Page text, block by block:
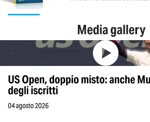
Media gallery
US Open, doppio misto: anche
degli iscritti
04 agosto 2026